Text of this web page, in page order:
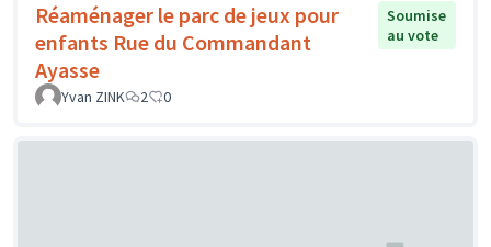
Réaménager le parc de jeux pour
enfants Rue du Commandant
Ayasse
Soumise
au vote
Yvan ZINK 2 0